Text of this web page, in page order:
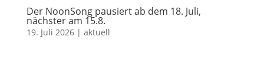
Der NoonSong pausiert ab dem 18. Juli,
nächster am 15.8.
19. Juli 2026| aktuell